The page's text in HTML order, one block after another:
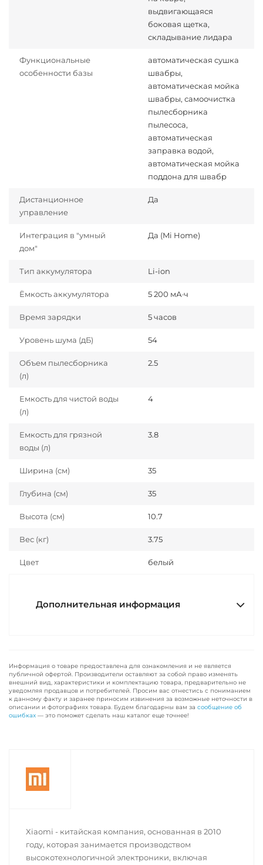
выдвигающаяся
боковая щетка,
складывание лидара
Функциональные
особенности базы
автоматическая сушка
швабры,
автоматическая мойка
швабры, самоочистка
пылесборника
пылесоса,
автоматическая
заправка водой,
автоматическая мойка
поддона для швабр
Дистанционное
управление
Да
Интеграция в "умный
дом"
Да (Mi Home)
Тип аккумулятора Li-ion
Ёмкость аккумулятора 5 200 мА·ч
Время зарядки 5 часов
Уровень шума (дБ) 54
Объем пылесборника
(л)
2.5
Емкость для чистой воды
(л)
4
Емкость для грязной
воды (л)
3.8
Ширина (см) 35
Глубина (см) 35
Высота (см) 10.7
Вес (кг) 3.75
Цвет белый
Дополнительная информация
Информация о товаре предоставлена для ознакомления и не является
публичной офертой. Производители оставляют за собой право изменять
внешний вид, характеристики и комплектацию товара, предварительно не
уведомляя продавцов и потребителей. Просим вас отнестись с пониманием
к данному факту и заранее приносим извинения за возможные неточности в
описании и фотографиях товара. Будем благодарны вам за сообщение об
ошибках — это поможет сделать наш каталог еще точнее!
Xiaomi - китайская компания, основанная в 2010
году, которая занимается производством
высокотехнологичной электроники, включая